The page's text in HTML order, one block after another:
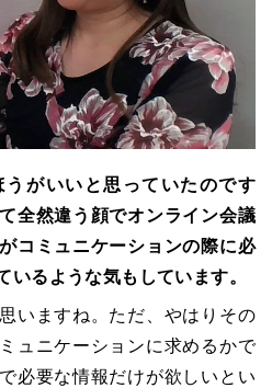
がいいと思っていたのです
全然違う顔でオンライン会議
コミュニケーションの際に必
いるような気もしています。
いますね。ただ、やはりその
ュニケーションに求めるかで
必要な情報だけが欲しいとい